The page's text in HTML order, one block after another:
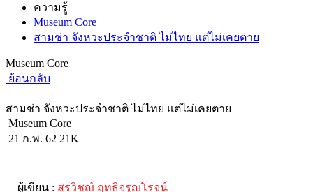
ความรู้
Museum Core
สามช่า จังหวะประจำชาติ ไม่ไทย แต่ไม่เคยตาย
Museum Core
ย้อนกลับ
สามช่า จังหวะประจำชาติ ไม่ไทย แต่ไม่เคยตาย
Museum Core
21 ก.พ. 62 21K
ผู้เขียน : สรวิชญ์ ฤทธิจรูญโรจน์